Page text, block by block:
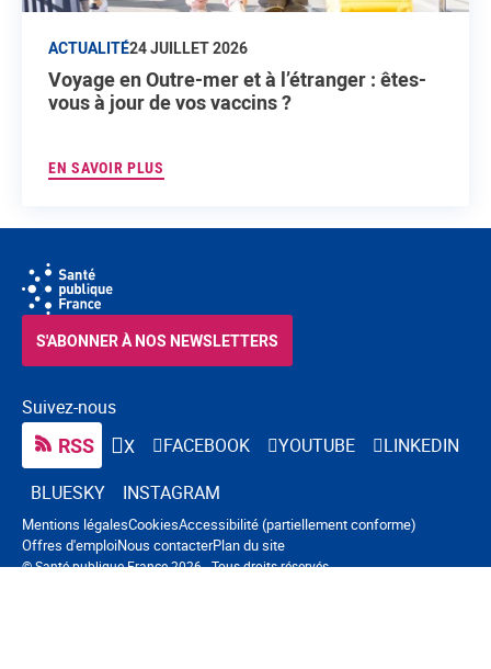
ACTUALITÉ24 JUILLET 2026
Voyage en Outre-mer et à l’étranger : êtes-
vous à jour de vos vaccins ?
EN SAVOIR PLUS
Suivez-nous
RSS X FACEBOOK YOUTUBE
LINKEDIN
BLUESKY
INSTAGRAM
S'ABONNER À NOS NEWSLETTERS
© Santé publique France 2026 - Tous droits réservés
Navigation pied de page
Mentions légalesCookiesAccessibilité (partiellement conforme)
Offres d'emploiNous contacterPlan du site